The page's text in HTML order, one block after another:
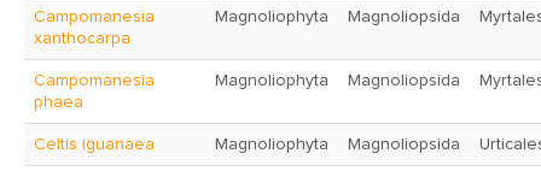
Campomanesia
xanthocarpa
Magnoliophyta Magnoliopsida
Campomanesia
phaea
Magnoliophyta Magnoliopsida
Celtis iguanaea Magnoliophyta Magnoliopsida